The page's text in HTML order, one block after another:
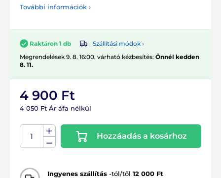
További információk ›
Raktáron 1 db
Szállítási módok ›
Megrendelések 9. 8. 16:00, várható kézbesítés: Önnél kedden
8. 11.
4 900 Ft
4 050 Ft Ár áfa nélkül
Hozzáadás a kosárhoz
Ingyenes szállítás -tól/től 12 000 Ft